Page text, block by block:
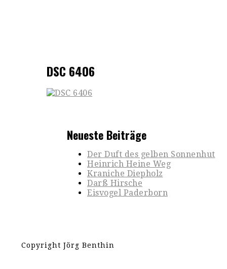
DSC 6406
Neueste Beiträge
Der Duft des gelben Sonnenhut
Heinrich Heine Weg
Kraniche Diepholz
Darß Hirsche
Eisvogel Paderborn
Copyright Jörg Benthin